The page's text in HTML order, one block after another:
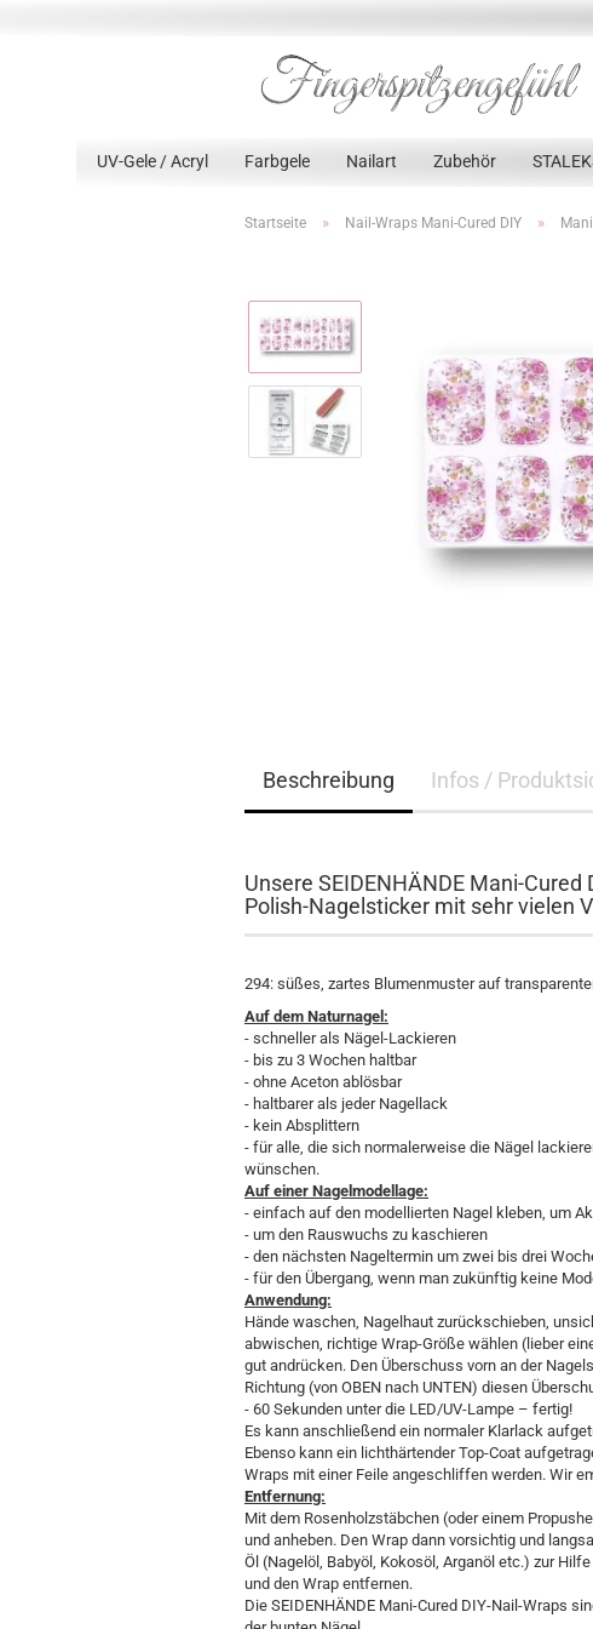
UV-Gele / Acryl Farbgele Nailart Zubehör
Startseite » Nail-Wraps Mani-Cured DIY »
Beschreibung Infos /
Unsere SEIDENHÄNDE Mani-
Polish-Nagelsticker mit sehr vielen
294: süßes, zartes Blumenmuster auf
Auf dem Naturnagel:
- schneller als Nägel-Lackieren
- bis zu 3 Wochen haltbar
- ohne Aceton ablösbar
- haltbarer als jeder Nagellack
- kein Absplittern
- für alle, die sich normalerweise die Nägel
wünschen.
Auf einer Nagelmodellage:
- einfach auf den modellierten Nagel kleben, um
- um den Rauswuchs zu kaschieren
- den nächsten Nageltermin um zwei bis drei
- für den Übergang, wenn man zukünftig keine
Anwendung:
Hände waschen, Nagelhaut zurückschieben,
abwischen, richtige Wrap-Größe wählen (lieber
gut andrücken. Den Überschuss vorn an der
Richtung (von OBEN nach UNTEN) diesen
- 60 Sekunden unter die LED/UV-Lampe – fertig!
Es kann anschließend ein normaler Klarlack
Ebenso kann ein lichthärtender Top-Coat
Wraps mit einer Feile angeschliffen werden. Wir
Entfernung:
Mit dem Rosenholzstäbchen (oder einem
und anheben. Den Wrap dann vorsichtig und
Öl (Nagelöl, Babyöl, Kokosöl, Arganöl etc.) zur
und den Wrap entfernen.
Die SEIDENHÄNDE Mani-Cured DIY-Nail-Wraps